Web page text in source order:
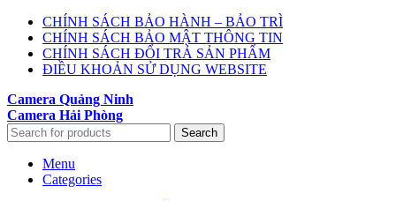
CHÍNH SÁCH BẢO HÀNH – BẢO TRÌ
CHÍNH SÁCH BẢO MẬT THÔNG TIN
CHÍNH SÁCH ĐỔI TRẢ SẢN PHẨM
ĐIỀU KHOẢN SỬ DỤNG WEBSITE
Camera Quảng Ninh
Camera Hải Phòng
Search
Menu
Categories